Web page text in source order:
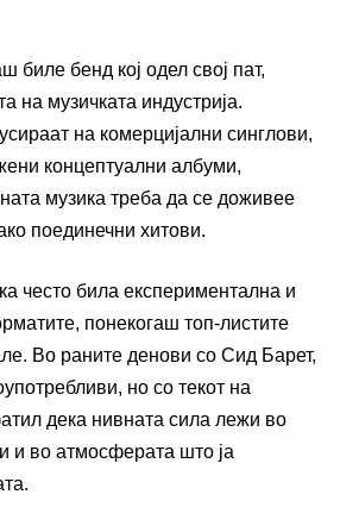
биле бенд кој одел свој пат,
на музичката индустрија.
на комерцијални синглови,
концептуални албуми,
музика треба да се доживее
поединечни хитови.
често била експериментална и
понекогаш топ-листите
Во раните денови со Сид Барет,
но со текот на
дека нивната сила лежи во
и во атмосферата што ја